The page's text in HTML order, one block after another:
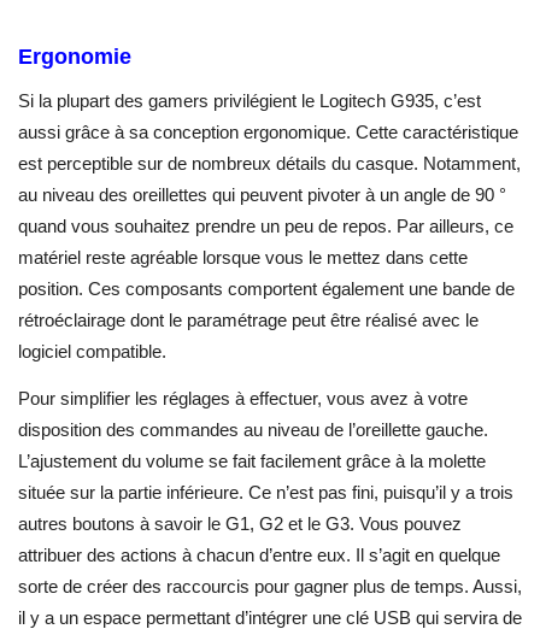
Ergonomie
Si la plupart des gamers privilégient le Logitech G935, c’est
aussi grâce à sa conception ergonomique. Cette caractéristique
est perceptible sur de nombreux détails du casque. Notamment,
au niveau des oreillettes qui peuvent pivoter à un angle de 90 °
quand vous souhaitez prendre un peu de repos. Par ailleurs, ce
matériel reste agréable lorsque vous le mettez dans cette
position. Ces composants comportent également une bande de
rétroéclairage dont le paramétrage peut être réalisé avec le
logiciel compatible.
Pour simplifier les réglages à effectuer, vous avez à votre
disposition des commandes au niveau de l’oreillette gauche.
L’ajustement du volume se fait facilement grâce à la molette
située sur la partie inférieure. Ce n’est pas fini, puisqu’il y a trois
autres boutons à savoir le G1, G2 et le G3. Vous pouvez
attribuer des actions à chacun d’entre eux. Il s’agit en quelque
sorte de créer des raccourcis pour gagner plus de temps. Aussi,
il y a un espace permettant d’intégrer une clé USB qui servira de